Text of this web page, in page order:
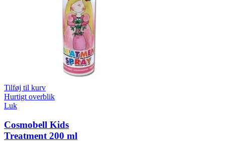
Tilføj til kurv
Hurtigt overblik
Luk
Cosmobell Kids
Treatment 200 ml